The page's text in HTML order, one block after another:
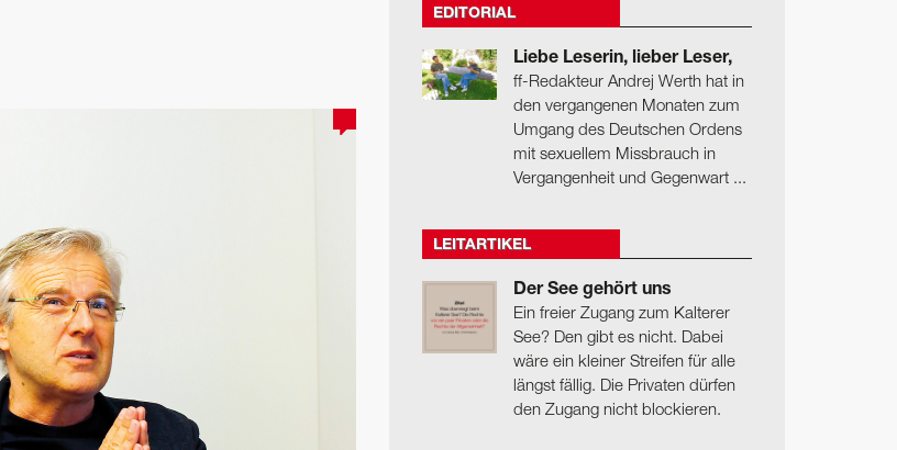
EDITORIAL
Liebe Leserin, lieber Leser,
ff-Redakteur Andrej Werth hat in
den vergangenen Monaten zum
Umgang des Deutschen Ordens
mit sexuellem Missbrauch in
Vergangenheit und Gegenwart ...
LEITARTIKEL
Der See gehört uns
Ein freier Zugang zum Kalterer
See? Den gibt es nicht. Dabei
wäre ein kleiner Streifen für alle
längst fällig. Die Privaten dürfen
den Zugang nicht blockieren.